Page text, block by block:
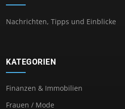
Nachrichten, Tipps und Einblicke
KATEGORIEN
Finanzen & Immobilien
Frauen / Mode